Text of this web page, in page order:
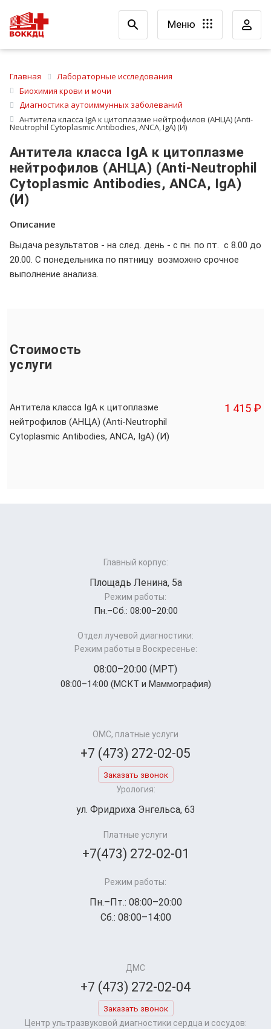
Меню
Главная
Лабораторные исследования
Биохимия крови и мочи
Диагностика аутоиммунных заболеваний
Антитела класса IgА к цитоплазме нейтрофилов (АНЦА) (Anti-
Neutrophil Cytoplasmic Antibodies, ANCA, IgA) (И)
Антитела класса IgА к цитоплазме
нейтрофилов (АНЦА) (Anti-Neutrophil
Cytoplasmic Antibodies, ANCA, IgA)
(И)
Описание
Выдача результатов - на след. день - с пн. по пт. с 8.00 до
20.00. С понедельника по пятницу возможно срочное
выполнение анализа.
Стоимость
услуги
Антитела класса IgА к цитоплазме
нейтрофилов (АНЦА) (Anti-Neutrophil
Cytoplasmic Antibodies, ANCA, IgA) (И)
1 415 ₽
Главный корпус:
Площадь Ленина, 5а
Режим работы:
Пн.–Cб.: 08:00–20:00
Отдел лучевой диагностики:
Режим работы в Воскресенье:
08:00–20:00 (МРТ)
08:00–14:00 (МСКТ и Маммография)
ОМС, платные услуги
+7 (473) 272-02-05
Заказать звонок
Урология:
ул. Фридриха Энгельса, 63
Платные услуги
+7(473) 272-02-01
Режим работы:
Пн.–Пт.: 08:00–20:00
Сб.: 08:00–14:00
ДМС
+7 (473) 272-02-04
Заказать звонок
Центр ультразвуковой диагностики сердца и сосудов: